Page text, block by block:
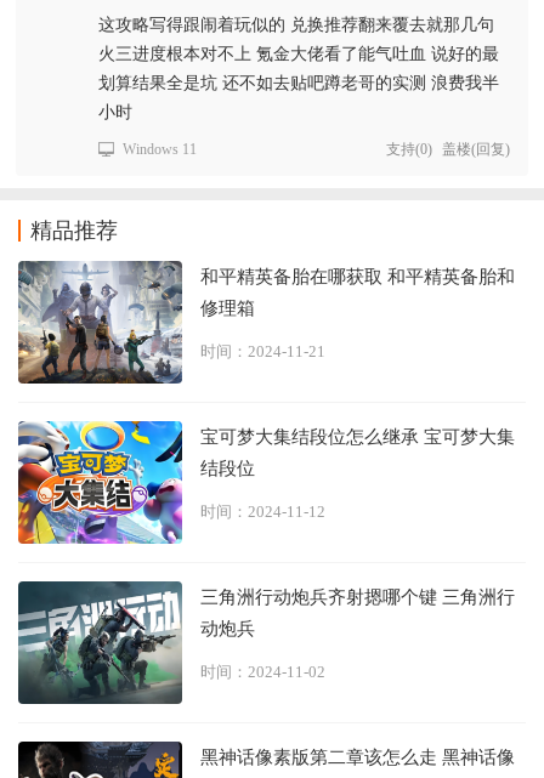
这攻略写得跟闹着玩似的 兑换推荐翻来覆去就那几句
火三进度根本对不上 氪金大佬看了能气吐血 说好的最
划算结果全是坑 还不如去贴吧蹲老哥的实测 浪费我半
小时
Windows 11 支持(0) 盖楼(回复)
精品推荐
和平精英备胎在哪获取 和平精英备胎和
修理箱
时间：2024-11-21
宝可梦大集结段位怎么继承 宝可梦大集
结段位
时间：2024-11-12
三角洲行动炮兵齐射摁哪个键 三角洲行
动炮兵
时间：2024-11-02
黑神话像素版第二章该怎么走 黑神话像